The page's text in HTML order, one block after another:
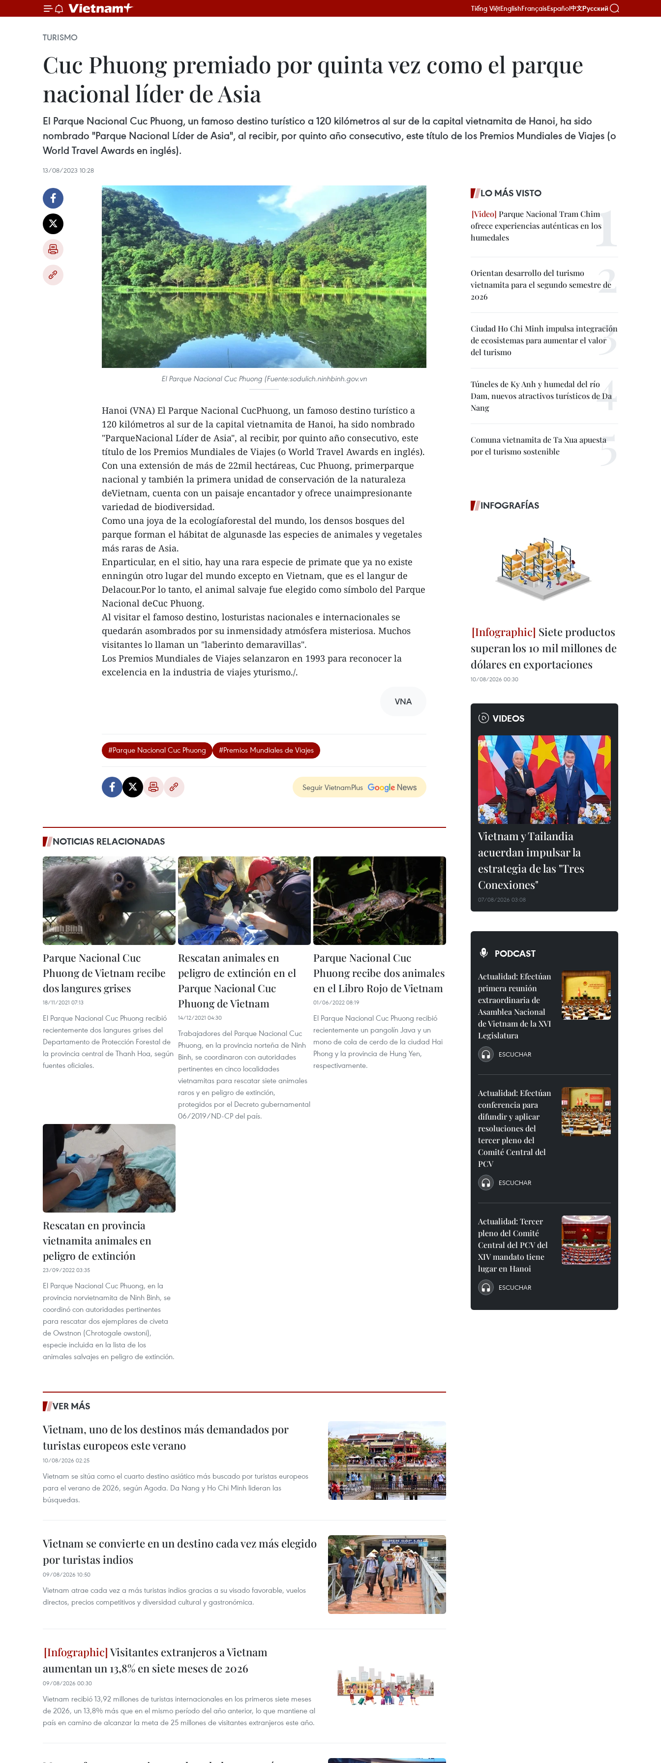
Tiếng ViệtEnglishFrançaisEspañol中文Русский
TURISMO
Cuc Phuong premiado por quinta vez como el parque
nacional líder de Asia
El Parque Nacional Cuc Phuong, un famoso destino turístico a 120 kilómetros al sur de la capital vietnamita de Hanoi, ha sido
nombrado "Parque Nacional Líder de Asia", al recibir, por quinto año consecutivo, este título de los Premios Mundiales de Viajes (o
World Travel Awards en inglés).
13/08/2023 10:28
El Parque Nacional Cuc Phuong (Fuente:sodulich.ninhbinh.gov.vn
Hanoi (VNA) El Parque Nacional CucPhuong, un famoso destino turístico a
120 kilómetros al sur de la capital vietnamita de Hanoi, ha sido nombrado
"ParqueNacional Líder de Asia", al recibir, por quinto año consecutivo, este
título de los Premios Mundiales de Viajes (o World Travel Awards en inglés).
Con una extensión de más de 22mil hectáreas, Cuc Phuong, primerparque
nacional y también la primera unidad de conservación de la naturaleza
deVietnam, cuenta con un paisaje encantador y ofrece unaimpresionante
variedad de biodiversidad.
Como una joya de la ecologíaforestal del mundo, los densos bosques del
parque forman el hábitat de algunasde las especies de animales y vegetales
más raras de Asia.
Enparticular, en el sitio, hay una rara especie de primate que ya no existe
enningún otro lugar del mundo excepto en Vietnam, que es el langur de
Delacour.Por lo tanto, el animal salvaje fue elegido como símbolo del Parque
Nacional deCuc Phuong.
Al visitar el famoso destino, losturistas nacionales e internacionales se
quedarán asombrados por su inmensidady atmósfera misteriosa. Muchos
visitantes lo llaman un "laberinto demaravillas".
Los Premios Mundiales de Viajes selanzaron en 1993 para reconocer la
excelencia en la industria de viajes yturismo./.
VNA
#Parque Nacional Cuc Phuong #Premios Mundiales de Viajes
Seguir VietnamPlus
NOTICIAS RELACIONADAS
Parque Nacional Cuc
Phuong de Vietnam recibe
dos langures grises
18/11/2021 07:13
El Parque Nacional Cuc Phuong recibió
recientemente dos langures grises del
Departamento de Protección Forestal de
la provincia central de Thanh Hoa, según
fuentes oficiales.
Rescatan animales en
peligro de extinción en el
Parque Nacional Cuc
Phuong de Vietnam
14/12/2021 04:30
Trabajadores del Parque Nacional Cuc
Phuong, en la provincia norteña de Ninh
Binh, se coordinaron con autoridades
pertinentes en cinco localidades
vietnamitas para rescatar siete animales
raros y en peligro de extinción,
protegidos por el Decreto gubernamental
06/2019/ND-CP del país.
Parque Nacional Cuc
Phuong recibe dos animales
en el Libro Rojo de Vietnam
01/06/2022 08:19
El Parque Nacional Cuc Phuong recibió
recientemente un pangolín Java y un
mono de cola de cerdo de la ciudad Hai
Phong y la provincia de Hung Yen,
respectivamente.
Rescatan en provincia
vietnamita animales en
peligro de extinción
23/09/2022 03:35
El Parque Nacional Cuc Phuong, en la
provincia norvietnamita de Ninh Binh, se
coordinó con autoridades pertinentes
para rescatar dos ejemplares de civeta
de Owstnon (Chrotogale owstoni),
especie incluida en la lista de los
animales salvajes en peligro de extinción.
VER MÁS
Vietnam, uno de los destinos más demandados por
turistas europeos este verano
10/08/2026 02:25
Vietnam se sitúa como el cuarto destino asiático más buscado por turistas europeos
para el verano de 2026, según Agoda. Da Nang y Ho Chi Minh lideran las
búsquedas.
Vietnam se convierte en un destino cada vez más elegido
por turistas indios
09/08/2026 10:50
Vietnam atrae cada vez a más turistas indios gracias a su visado favorable, vuelos
directos, precios competitivos y diversidad cultural y gastronómica.
Visitantes extranjeros a Vietnam
aumentan un 13,8% en siete meses de 2026
09/08/2026 00:30
Vietnam recibió 13,92 millones de turistas internacionales en los primeros siete meses
de 2026, un 13,8% más que en el mismo período del año anterior, lo que mantiene al
país en camino de alcanzar la meta de 25 millones de visitantes extranjeros este año.
LO MÁS VISTO
Parque Nacional Tram Chim
ofrece experiencias auténticas en los
humedales
Orientan desarrollo del turismo
vietnamita para el segundo semestre de
2026
Ciudad Ho Chi Minh impulsa integración
de ecosistemas para aumentar el valor
del turismo
Túneles de Ky Anh y humedal del río
Dam, nuevos atractivos turísticos de Da
Nang
Comuna vietnamita de Ta Xua apuesta
por el turismo sostenible
INFOGRAFÍAS
Siete productos
superan los 10 mil millones de
dólares en exportaciones
10/08/2026 00:30
VIDEOS
Vietnam y Tailandia
acuerdan impulsar la
estrategia de las "Tres
Conexiones"
07/08/2026 03:08
PODCAST
Actualidad: Efectúan
primera reunión
extraordinaria de
Asamblea Nacional
de Vietnam de la XVI
Legislatura
ESCUCHAR
Actualidad: Efectúan
conferencia para
difundir y aplicar
resoluciones del
tercer pleno del
Comité Central del
PCV
ESCUCHAR
Actualidad: Tercer
pleno del Comité
Central del PCV del
XIV mandato tiene
lugar en Hanoi
ESCUCHAR